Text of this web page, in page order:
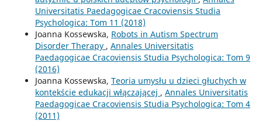
Universitatis Paedagogicae Cracoviensis Studia
Psychologica: Tom 11 (2018)
Joanna Kossewska, Robots in Autism Spectrum
Disorder Therapy , Annales Universitatis
Paedagogicae Cracoviensis Studia Psychologica: Tom 9
(2016)
Joanna Kossewska, Teoria umysłu u dzieci głuchych w
kontekście edukacji włączającej , Annales Universitatis
Paedagogicae Cracoviensis Studia Psychologica: Tom 4
(2011)